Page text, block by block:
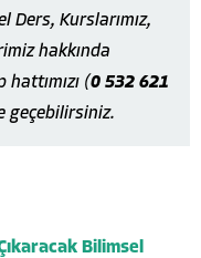
Ders, Kurslarımız,
hakkında
(0 532 621
geçebilirsiniz.
Bilimsel